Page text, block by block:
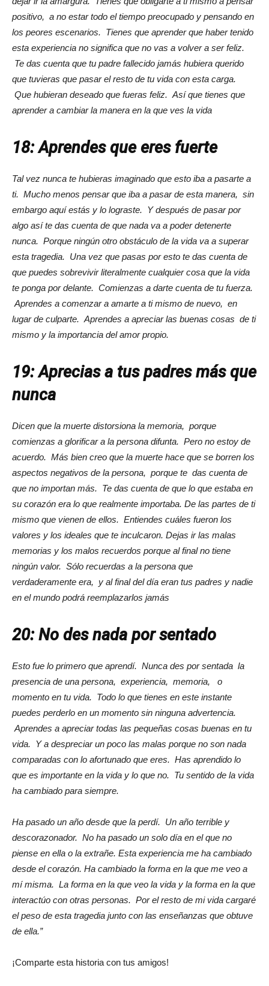
positivo, a no estar todo el tiempo preocupado y pensando en
los peores escenarios. Tienes que aprender que haber tenido
esta experiencia no significa que no vas a volver a ser feliz.
Te das cuenta que tu padre fallecido jamás hubiera querido
que tuvieras que pasar el resto de tu vida con esta carga.
Que hubieran deseado que fueras feliz. Así que tienes que
aprender a cambiar la manera en la que ves la vida
18: Aprendes que eres fuerte
Tal vez nunca te hubieras imaginado que esto iba a pasarte a
ti. Mucho menos pensar que iba a pasar de esta manera, sin
embargo aquí estás y lo lograste. Y después de pasar por
algo así te das cuenta de que nada va a poder detenerte
nunca. Porque ningún otro obstáculo de la vida va a superar
esta tragedia. Una vez que pasas por esto te das cuenta de
que puedes sobrevivir literalmente cualquier cosa que la vida
te ponga por delante. Comienzas a darte cuenta de tu fuerza.
Aprendes a comenzar a amarte a ti mismo de nuevo, en
lugar de culparte. Aprendes a apreciar las buenas cosas de ti
mismo y la importancia del amor propio.
19: Aprecias a tus padres más que
nunca
Dicen que la muerte distorsiona la memoria, porque
comienzas a glorificar a la persona difunta. Pero no estoy de
acuerdo. Más bien creo que la muerte hace que se borren los
aspectos negativos de la persona, porque te das cuenta de
que no importan más. Te das cuenta de que lo que estaba en
su corazón era lo que realmente importaba. De las partes de ti
mismo que vienen de ellos. Entiendes cuáles fueron los
valores y los ideales que te inculcaron. Dejas ir las malas
memorias y los malos recuerdos porque al final no tiene
ningún valor. Sólo recuerdas a la persona que
verdaderamente era, y al final del día eran tus padres y nadie
en el mundo podrá reemplazarlos jamás
20: No des nada por sentado
Esto fue lo primero que aprendí. Nunca des por sentada la
presencia de una persona, experiencia, memoria, o
momento en tu vida. Todo lo que tienes en este instante
puedes perderlo en un momento sin ninguna advertencia.
Aprendes a apreciar todas las pequeñas cosas buenas en tu
vida. Y a despreciar un poco las malas porque no son nada
comparadas con lo afortunado que eres. Has aprendido lo
que es importante en la vida y lo que no. Tu sentido de la vida
ha cambiado para siempre.
Ha pasado un año desde que la perdí. Un año terrible y
descorazonador. No ha pasado un solo día en el que no
piense en ella o la extrañe. Esta experiencia me ha cambiado
desde el corazón. Ha cambiado la forma en la que me veo a
mí misma. La forma en la que veo la vida y la forma en la que
interactúo con otras personas. Por el resto de mi vida cargaré
el peso de esta tragedia junto con las enseñanzas que obtuve
de ella.”
¡Comparte esta historia con tus amigos!